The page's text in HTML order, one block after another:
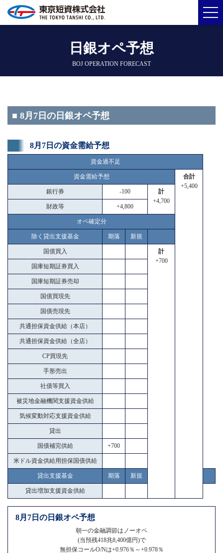
日銀オペ予想
BOJ OPERATION FORECAST
■ 8月7日の日銀オペ予想
8月7日の資金需給予想
資金過不足
資金需給予想
合計
+5,400
銀行券 -100
計
+4,700
財政等 +4,800
オペ確定分
除く貸出支援基金 期落 新規
国債買入
計
+700
国庫短期証券買入
国庫短期証券売却
国債買現先
国債売現先
共通担保資金供給（本店）
共通担保資金供給（全店）
CP買現先
手形売出
社債等買入
被災地金融機関支援資金供給
気候変動対応支援資金供給
貸出
国債補完供給 +700
米ドル資金供給用担保国債供給
貸出支援基金 期落 新規
貸出増加支援資金供給
8月7日の日銀オペ予想
朝一の金融調節はノーオペ
(当預残418兆8,400億円)で
無担保コールO/Nは+0.976％～+0.978％